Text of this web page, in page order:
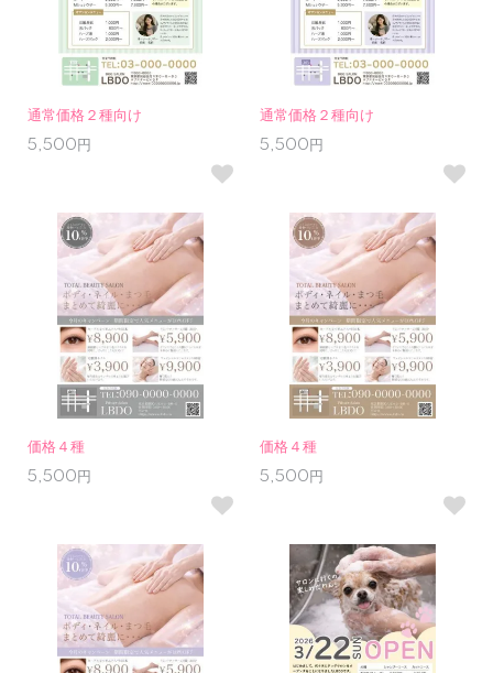
通常価格２種向け
5,500円
通常価格２種向け
5,500円
価格４種
5,500円
価格４種
5,500円